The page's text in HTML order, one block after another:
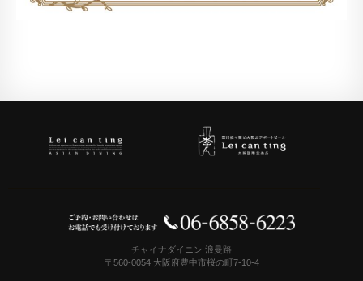
チャイナダイニン 浪曼路
〒560-0054 大阪府豊中市桜の町7-10-4